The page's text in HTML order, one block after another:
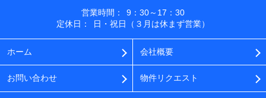
営業時間：
9：30～17：30
定休日：
日・祝日（３月は休まず営業）
ホーム 会社概要
お問い合わせ 物件リクエスト